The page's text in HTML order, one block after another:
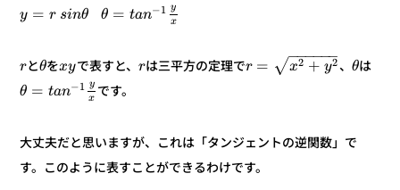
y = r sinθ θ = tan−1 y
x
rとθをxyで表すと、 rは三平方の定理でr = x2 + y2
− −
−−−−
√ 、θは
θ = tan−1 y
x です。
大丈夫だと思いますが、これは「タンジェントの逆関数」で
す。このように表すことができるわけです。